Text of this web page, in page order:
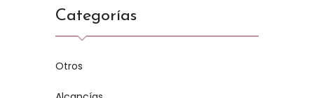
Categorías
Otros